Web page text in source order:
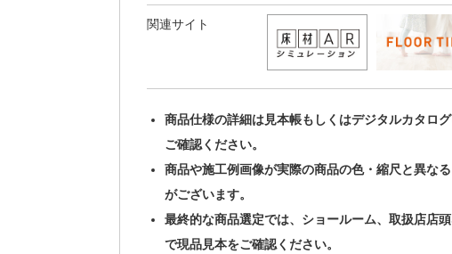
関連サイト
商品仕様の詳細は見本帳もしくはデジタルカタロ
ご確認ください。
商品や施工例画像が実際の商品の色・縮尺と異な
がございます。
最終的な商品選定では、ショールーム、取扱店店
で現品見本をご確認ください。